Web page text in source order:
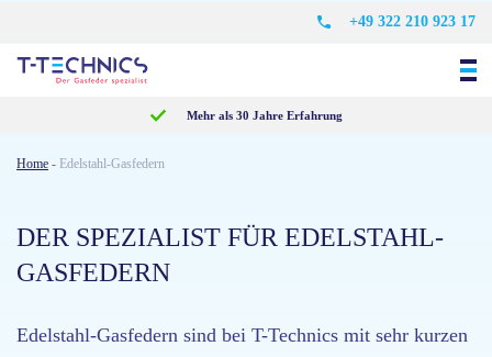
+49 322 210 923 17
Mehr als 30 Jahre Erfahrung
Home - Edelstahl-Gasfedern
DER SPEZIALIST FÜR EDELSTAHL-
GASFEDERN
Edelstahl-Gasfedern sind bei T-Technics mit sehr kurzen